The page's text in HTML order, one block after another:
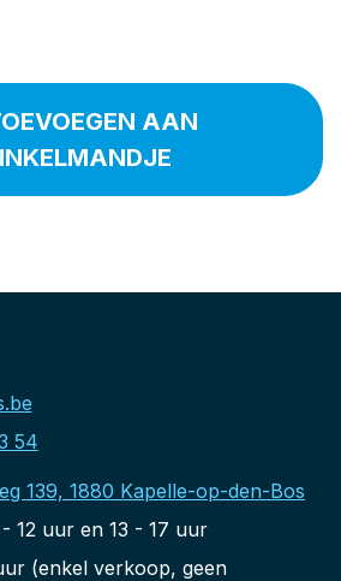
AAN
54
139, 1880 Kapelle-op-den-Bos
12 uur en 13 - 17 uur
(enkel verkoop, geen